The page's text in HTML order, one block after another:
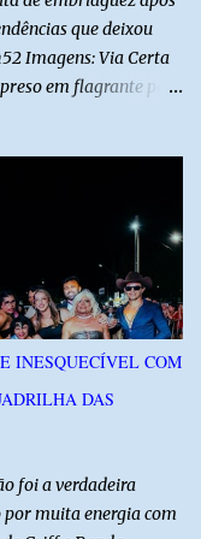
que deixou
Imagens: Via Certa
em flagrante por
foi levado
e autuado em
presença de álcool no
estavam
partida de futebol. O
leves. A criança, que
ferida, precisou ser
INESQUECÍVEL COM
DAS
foi a verdadeira
muita energia com